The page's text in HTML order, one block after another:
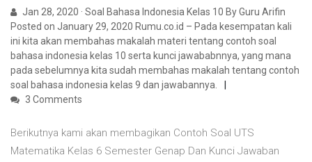
Jan 28, 2020 · Soal Bahasa Indonesia Kelas 10 By Guru Arifin
Posted on January 29, 2020 Rumu.co.id – Pada kesempatan kali
ini kita akan membahas makalah materi tentang contoh soal
bahasa indonesia kelas 10 serta kunci jawababnnya, yang mana
pada sebelumnya kita sudah membahas makalah tentang contoh
soal bahasa indonesia kelas 9 dan jawabannya.
3 Comments
Berikutnya kami akan membagikan Contoh Soal UTS
Matematika Kelas 6 Semester Genap Dan Kunci Jawaban